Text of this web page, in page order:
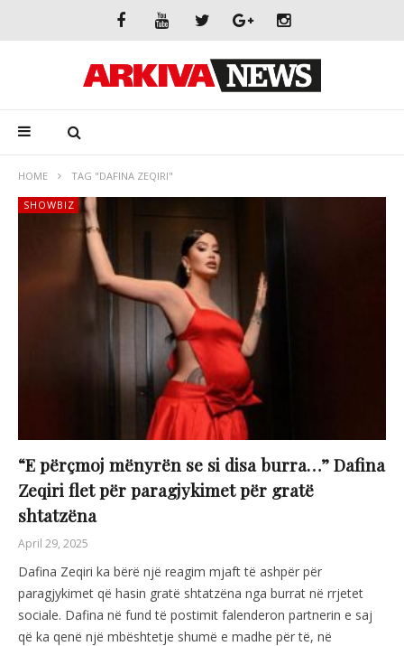
HOME TAG "DAFINA ZEQIRI"
SHOWBIZ
“E përçmoj mënyrën se si disa burra…” Dafina
Zeqiri flet për paragjykimet për gratë
shtatzëna
April 29, 2025
Dafina Zeqiri ka bërë një reagim mjaft të ashpër për
paragjykimet që hasin gratë shtatzëna nga burrat në rrjetet
sociale. Dafina në fund të postimit falenderon partnerin e saj
që ka qenë një mbështetje shumë e madhe për të, në